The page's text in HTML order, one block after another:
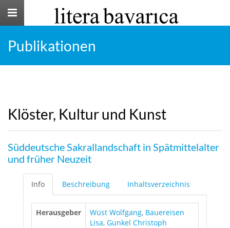
Toggle
Publikationen
Klöster, Kultur und Kunst
Süddeutsche Sakrallandschaft in Spätmittelalter
und früher Neuzeit
Info Beschreibung Inhaltsverzeichnis
Herausgeber Wüst Wolfgang, Bauereisen
Lisa, Gunkel Christoph